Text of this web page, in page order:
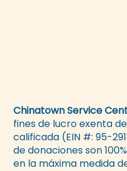
Chinatown Service
fines de lucro exenta
calificada (EIN #: 95-
de donaciones son
en la máxima medida